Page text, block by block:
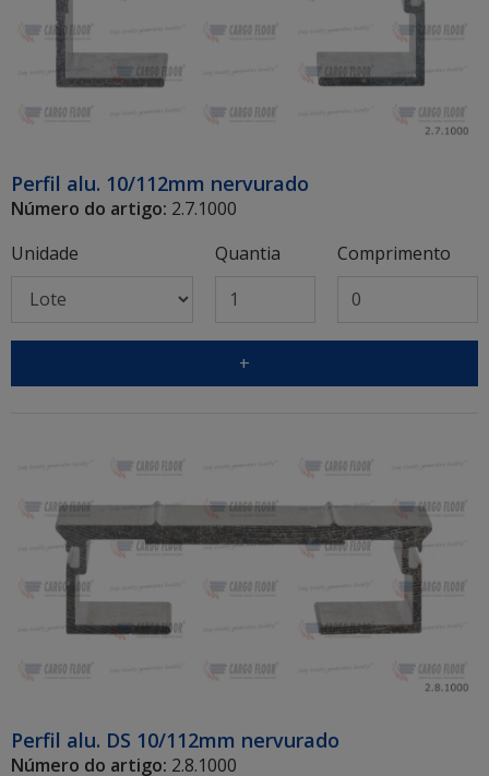
Perfil alu. 10/112mm nervurado
Número do artigo: 2.7.1000
Unidade
Quantia Comprimento
+
Perfil alu. DS 10/112mm nervurado
Número do artigo: 2.8.1000